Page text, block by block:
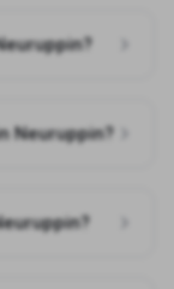
Neuruppin?